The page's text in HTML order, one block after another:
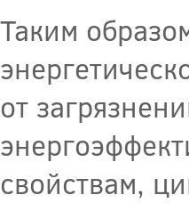
Таким
от
свойствам,